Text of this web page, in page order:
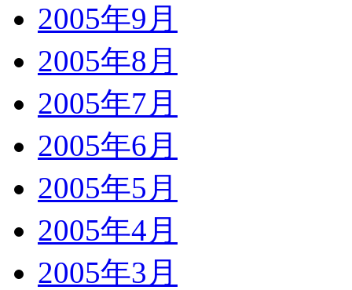
2005年9月
2005年8月
2005年7月
2005年6月
2005年5月
2005年4月
2005年3月